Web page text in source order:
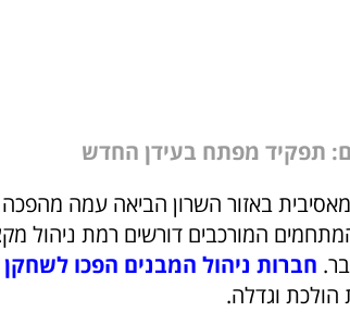
תפקיד מפתח בעידן החדש
באזור השרון הביאה עמה
המורכבים דורשים רמת ניהול
חברות ניהול המבנים הפכו לשחקן
הולכת וגדלה.